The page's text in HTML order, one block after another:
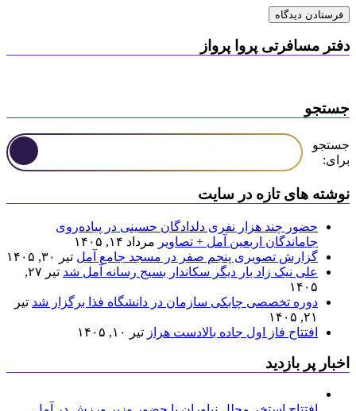
دفتر مسافرتی پروا پرواز
جستجو
جستجو
برای:
نوشته های تازه در سایت
حضور چند هزار نفری دلدادگان حسینی در پیاده‌روی
جاماندگان اربعین آمل + تصاویر مرداد ۱۴, ۱۴۰۵
گزارش تصویری پنجم صفر در مسجد جامع آمل تیر ۳۰, ۱۴۰۵
علی نیک زاد بار دیگر سکاندار بسیج رسانه آمل شد
تیر ۲۷,
۱۴۰۵
دوره تخصصی چابکی سازمان در دانشگاه فذا برگزار شد تیر
۲۱, ۱۴۰۵
افتتاح فاز اول جاده بالادست هراز تیر ۱۰, ۱۴۰۵
اخبار پر بازدید